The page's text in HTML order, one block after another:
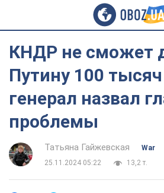
КНДР не сможет
Путину 100
генерал назвал
проблемы
Татьяна Гайжевская
War
25.11.2024 05:22
13,2 т.